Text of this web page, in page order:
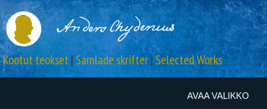
AVAA VALIKKO
Kootut teokset|Samlade skrifter|Selected Works